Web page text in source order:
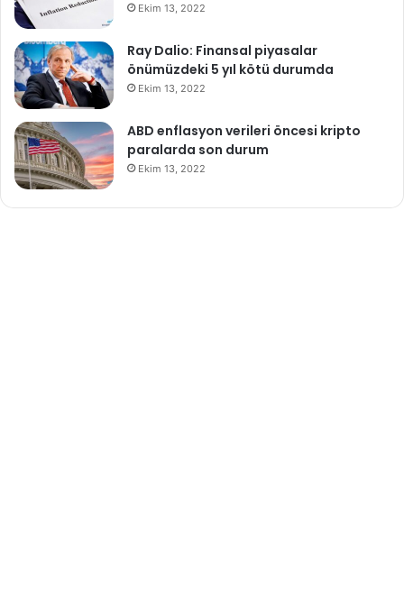
Ekim 13, 2022
Ray Dalio: Finansal piyasalar
önümüzdeki 5 yıl kötü durumda
Ekim 13, 2022
ABD enflasyon verileri öncesi kripto
paralarda son durum
Ekim 13, 2022